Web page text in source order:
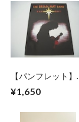
【パンフレット】
BRIAN MAY BAND
(QUEEN) / BACK TO
¥1,650